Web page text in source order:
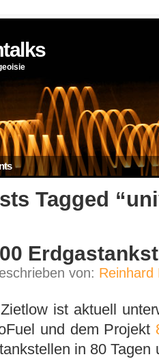
Tagged
von: Reinhard
ist aktuell
und dem Projekt
in 80